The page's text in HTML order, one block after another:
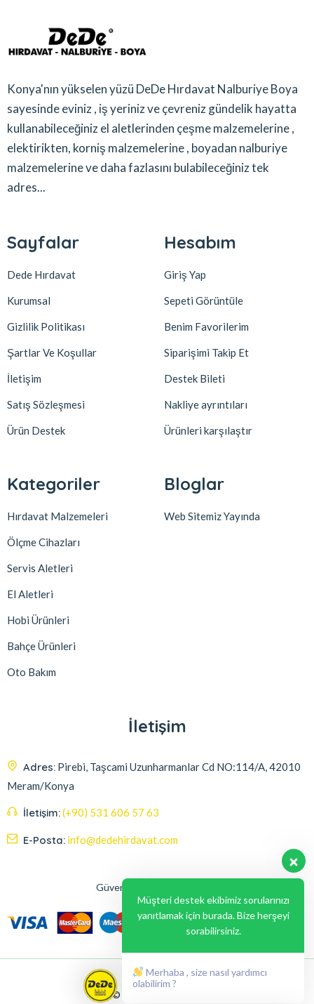
Konya'nın yükselen yüzü DeDe Hırdavat Nalburiye Boya
sayesinde eviniz , iş yeriniz ve çevreniz gündelik hayatta
kullanabileceğiniz el aletlerinden çeşme malzemelerine ,
elektirikten, korniş malzemelerine , boyadan nalburiye
malzemelerine ve daha fazlasını bulabileceğiniz tek
adres...
Sayfalar
Dede Hırdavat
Kurumsal
Gizlilik Politikası
Şartlar Ve Koşullar
İletişim
Satış Sözleşmesi
Ürün Destek
Hesabım
Giriş Yap
Sepeti Görüntüle
Benim Favorilerim
Siparişimi Takip Et
Destek Bileti
Nakliye ayrıntıları
Ürünleri karşılaştır
Kategoriler
Hırdavat Malzemeleri
Ölçme Cihazları
Servis Aletleri
El Aletleri
Hobi Ürünleri
Bahçe Ürünleri
Oto Bakım
Bloglar
Web Sitemiz Yayında
İletişim
Adres: Pirebi, Taşcami Uzunharmanlar Cd NO:114/A, 42010
Meram/Konya
İletişim:(+90) 531 606 57 63
E-Posta: info@dedehirdavat.com
Güvenli Ödeme Seçenekleri
© 2024, Liabil Dizayn
Müşteri destek ekibimiz sorularınızı
yanıtlamak için burada. Bize herşeyi
sorabilirsiniz.
Merhaba , size nasıl yardımcı
olabilirim ?